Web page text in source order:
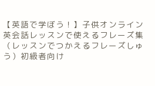
【英語で学ぼう！】子供オンライン
英会話レッスンで使えるフレーズ集
（レッスンでつかえるフレーズしゅ
う）初級者向け